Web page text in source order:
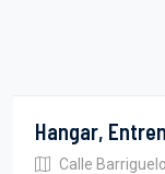
Hangar,
Calle